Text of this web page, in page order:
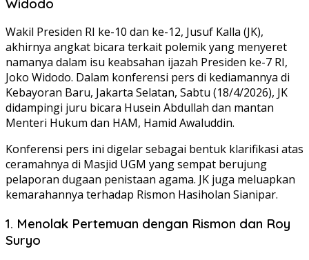
Wakil Presiden RI ke-10 dan ke-12, Jusuf Kalla (JK),
akhirnya angkat bicara terkait polemik yang menyeret
namanya dalam isu keabsahan ijazah Presiden ke-7 RI,
Joko Widodo. Dalam konferensi pers di kediamannya di
Kebayoran Baru, Jakarta Selatan, Sabtu (18/4/2026), JK
didampingi juru bicara Husein Abdullah dan mantan
Menteri Hukum dan HAM, Hamid Awaluddin.
Konferensi pers ini digelar sebagai bentuk klarifikasi atas
ceramahnya di Masjid UGM yang sempat berujung
pelaporan dugaan penistaan agama. JK juga meluapkan
kemarahannya terhadap Rismon Hasiholan Sianipar.
1. Menolak Pertemuan dengan Rismon dan Roy
Suryo